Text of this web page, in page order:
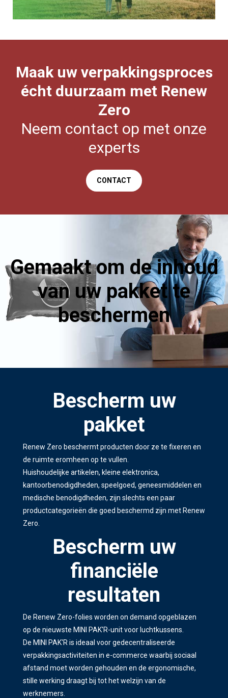
Maak uw verpakkingsproces
écht duurzaam met Renew
Zero
Neem contact op met onze
experts
CONTACT
Gemaakt om de inhoud
van uw pakket te
beschermen
Bescherm uw
pakket
Renew Zero beschermt producten door ze te fixeren en
de ruimte eromheen op te vullen.
Huishoudelijke artikelen, kleine elektronica,
kantoorbenodigdheden, speelgoed, geneesmiddelen en
medische benodigdheden, zijn slechts een paar
productcategorieën die goed beschermd zijn met Renew
Zero.
Bescherm uw
financiële
resultaten
De Renew Zero-folies worden on demand opgeblazen
op de nieuwste MINI PAK'R-unit voor luchtkussens.
De MINI PAK'R is ideaal voor gedecentraliseerde
verpakkingsactiviteiten in e-commerce waarbij sociaal
afstand moet worden gehouden en de ergonomische,
stille werking draagt bij tot het welzijn van de
werknemers.